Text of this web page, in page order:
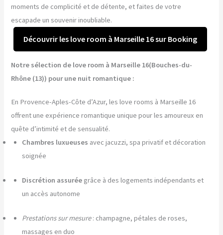
moments de complicité et de détente, et faites de votre
escapade un souvenir inoubliable.
Découvrir les love room à Marseille 16 sur Booking
Notre sélection de love room à Marseille 16(Bouches-du-
Rhône (13)) pour une nuit romantique :
En Provence-Aples-Côte d’Azur, les love rooms à Marseille 16
offrent une expérience romantique unique pour les amoureux en
quête d’intimité et de sensualité.
Chambres luxueuses avec jacuzzi, spa privatif et décoration
soignée
Discrétion assurée grâce à des logements indépendants et
un accès autonome
Prestations sur mesure: champagne, pétales de roses,
massages en duo